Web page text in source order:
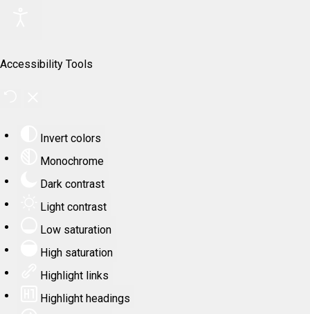
Accessibility Tools
Invert colors
Monochrome
Dark contrast
Light contrast
Low saturation
High saturation
Highlight links
Highlight headings